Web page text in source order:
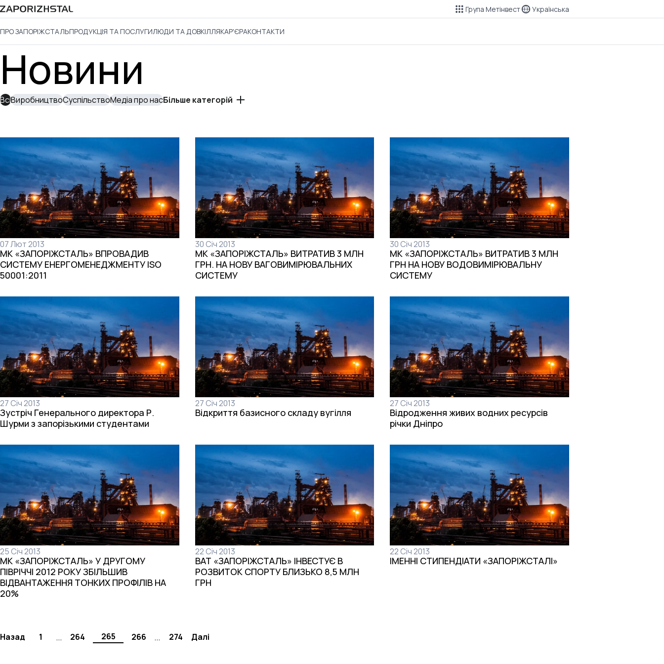
Група Метінвест Українська
ПРО ЗАПОРІЖСТАЛЬПРОДУКЦІЯ ТА ПОСЛУГИЛЮДИ ТА ДОВКІЛЛЯКАР'ЄРАКОНТАКТИ
Новини
ВсіВиробництвоСуспільствоМедіа про насБільше категорій
07 Лют 2013
МК «ЗАПОРІЖСТАЛЬ» ВПРОВАДИВ
СИСТЕМУ ЕНЕРГОМЕНЕДЖМЕНТУ ISO
50001:2011
30 Січ 2013
МК «ЗАПОРІЖСТАЛЬ» ВИТРАТИВ 3 МЛН
ГРН. НА НОВУ ВАГОВИМІРЮВАЛЬНИХ
СИСТЕМУ
30 Січ 2013
МК «ЗАПОРІЖСТАЛЬ» ВИТРАТИВ 3 МЛН
ГРН НА НОВУ ВОДОВИМІРЮВАЛЬНУ
СИСТЕМУ
27 Січ 2013
Зустріч Генерального директора Р.
Шурми з запорізькими студентами
27 Січ 2013
Відкриття базисного складу вугілля
27 Січ 2013
Відродження живих водних ресурсів
річки Дніпро
25 Січ 2013
МК «ЗАПОРІЖСТАЛЬ» У ДРУГОМУ
ПІВРІЧЧІ 2012 РОКУ ЗБІЛЬШИВ
ВІДВАНТАЖЕННЯ ТОНКИХ ПРОФІЛІВ НА
20%
22 Січ 2013
ВАТ «ЗАПОРІЖСТАЛЬ» ІНВЕСТУЄ В
РОЗВИТОК СПОРТУ БЛИЗЬКО 8,5 МЛН
ГРН
22 Січ 2013
ІМЕННІ СТИПЕНДІАТИ «ЗАПОРІЖСТАЛІ»
Назад 1 … 264 265 266 … 274 Далі